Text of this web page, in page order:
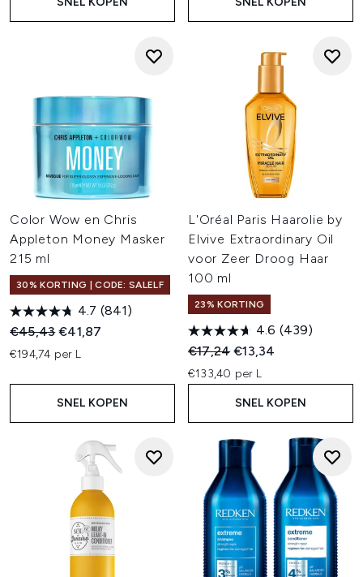
Color Wow en Chris
Appleton Money Masker
215 ml
30% KORTING | CODE: SALELF
4.7 (841)
Recommended Retail Price:
€45,43Huidige prijs:
€41,87
€194,74 per L
SNEL KOPEN
L'Oréal Paris Haarolie by
Elvive Extraordinary Oil
voor Zeer Droog Haar
100 ml
23% KORTING
4.6 (439)
Recommended Retail Price:
€17,24Huidige prijs:
€13,34
€133,40 per L
SNEL KOPEN